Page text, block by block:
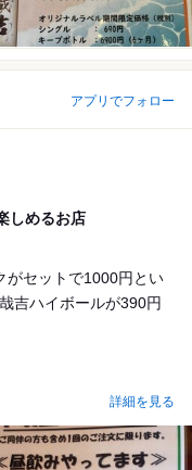
アプリでフォロー
しめるお店
がセットで1000円とい
吉ハイボールが390円
詳細を見る